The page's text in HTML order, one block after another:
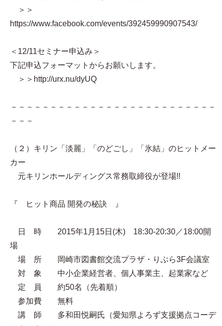
＞＞
https://www.facebook.com/events/392459990907543/
＜12/11セミナー申込み＞
下記申込フォーマットからお願いします。
＞＞http://urx.nu/dyUQ
－－－－－－－－－－－－－－－－－－－－－－－－－－
－－－
（２）キリン「淡麗」「のどごし」「氷結」のヒットメー
カー
元キリンホールディングス常務取締役が登場!!
『 ヒット商品 開発の秘訣 』
日 時 2015年1月15日(木) 18:30-20:30／18:00開
場
場 所 岡崎市図書館交流プラザ・りぶら3F会議室
対 象 中小企業経営者、個人事業主、起業家など
定 員 約50名（先着順）
参加費 無料
講 師 多和田悦嗣氏（愛知県よろず支援拠点コーデ